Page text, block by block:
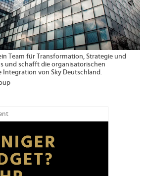
Team für Transformation, Strategie und
und schafft die organisatorischen
Integration von Sky Deutschland.